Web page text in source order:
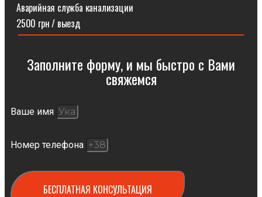
Аварийная служба канализации
2500 грн / выезд
Заполните форму, и мы быстро с Вами
свяжемся​
Ваше имя
Номер телефона
БЕСПЛАТНАЯ КОНСУЛЬТАЦИЯ